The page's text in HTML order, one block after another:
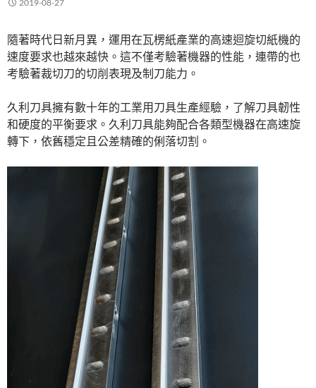
2019-08-27
隨著時代日新月異，運用在瓦楞紙產業的高速迴旋切紙機的
速度要求也越來越快。這不僅考驗著機器的性能，連帶的也
考驗著裁切刀的切削表現及制刀能力。
久利刀具擁有數十年的工業用刀具生產經驗，了解刀具韌性
和硬度的平衡要求。久利刀具能夠配合各類型機器在高速旋
轉下，依舊穩定且公差精確的俐落切割。